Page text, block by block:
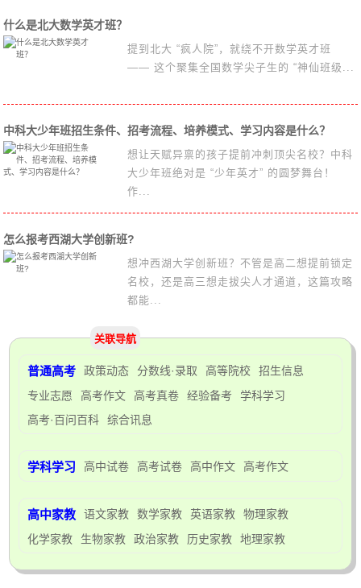
什么是北大数学英才班？
提到北大 “疯人院”，就绕不开数学英才班
—— 这个聚集全国数学尖子生的 “神仙班级...
中科大少年班招生条件、招考流程、培养模式、学习内容是什么？
想让天赋异禀的孩子提前冲刺顶尖名校？中科
大少年班绝对是 “少年英才” 的圆梦舞台！
作...
怎么报考西湖大学创新班?
想冲西湖大学创新班？不管是高二想提前锁定
名校，还是高三想走拔尖人才通道，这篇攻略
都能...
关联导航
普通高考 政策动态 分数线·录取 高等院校
招生信息
专业志愿
高考作文 高考真卷 经验备考
学科学习
高考·百问百科
综合讯息
学科学习 高中试卷 高考试卷 高中作文 高考作文
高中家教 语文家教 数学家教 英语家教
物理家教
化学家教
生物家教 政治家教 历史家教 地理家教